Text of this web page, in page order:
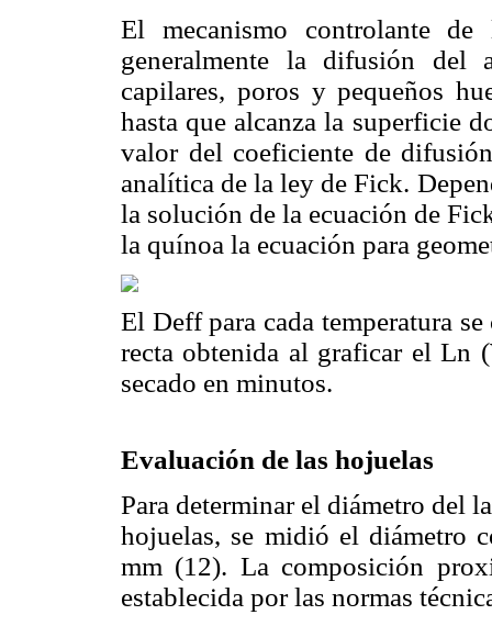
El mecanismo controlante
generalmente la difusión del
capilares, poros y pequeños
hasta que alcanza la superficie
valor del coeficiente de
analítica de la ley de Fick.
la solución de la ecuación de
la quínoa la ecuación para
El Deff para cada temperatura
recta obtenida al graficar el Ln
secado en minutos.
Evaluación de las hojuelas
Para determinar el diámetro del
hojuelas, se midió el diámetro
mm (12). La composición
establecida por las normas